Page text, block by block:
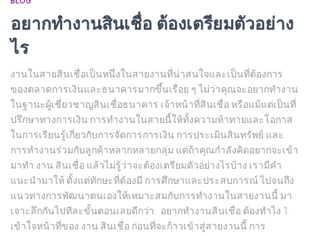
อยากทำงานสินเชื่อ ต้องเตรียมตัวอย่าง
ไร
งานในสายสินเชื่อเป็นหนึ่งในสายงานที่น่าสนใจและเป็นที่ต้องการ
ของตลาดการเงินและธนาคารมากขึ้นเรื่อย ๆ ไม่ว่าคุณจะอยากทำงาน
ในฐานะผู้เชี่ยวชาญสินเชื่อธนาคาร เจ้าหน้าที่สินเชื่อ หรือแม้แต่เป็นที่
ปรึกษาทางการเงิน การทำงานในสายนี้ให้ทั้งความท้าทายและโอกาส
ในการเรียนรู้เกี่ยวกับการจัดการการเงิน การประเมินสินทรัพย์ และ
การทำงานร่วมกับลูกค้าหลากหลายกลุ่ม แต่ถ้าคุณกำลังคิดอยากจะเข้า
มาทำ งาน สินเชื่อ แล้วไม่รู้ว่าจะต้องเตรียมตัวอย่างไรบ้าง เรามีคำ
แนะนำมาให้ ตั้งแต่ทักษะที่ต้องมี การศึกษาและประสบการณ์ ไปจนถึง
แนวทางการพัฒนาตนเองให้เหมาะสมกับการทำงานในสายงานนี้ มา
เจาะลึกกันไปทีละขั้นตอนเลยดีกว่า อยากทำงานสินเชื่อ ต้องทำไง 1.
เข้าใจหน้าที่ของ งาน สินเชื่อ ก่อนที่จะก้าวเข้าสู่สายงานนี้ การ